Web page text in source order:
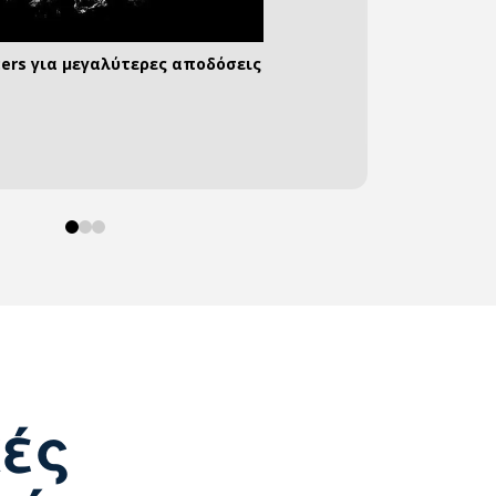
για μεγαλύτερες αποδόσεις
0 1 2